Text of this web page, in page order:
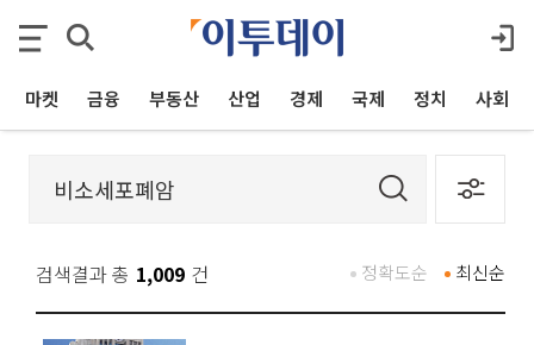
마켓 금융 부동산 산업 경제 국제 정치 사회
검색결과 총 1,009 건 최신순
정확도순